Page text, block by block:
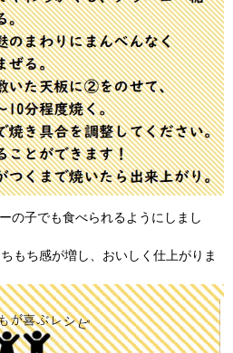
の子でも食べられるようにしまし
もち感が増し、おいしく仕上がりま